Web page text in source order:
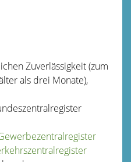
Zuverlässigkeit (zum
als drei Monate),